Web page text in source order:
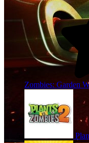
Zombies: Garden